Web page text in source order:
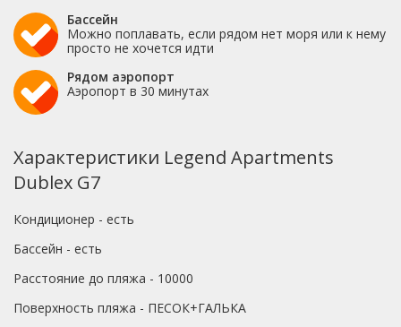
Бассейн
Можно поплавать, если рядом нет моря или к нему
просто не хочется идти
Рядом аэропорт
Аэропорт в 30 минутах
Характеристики Legend Apartments
Dublex G7
Кондиционер - есть
Бассейн - есть
Расстояние до пляжа - 10000
Поверхность пляжа - ПЕСОК+ГАЛЬКА